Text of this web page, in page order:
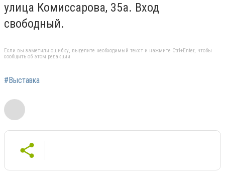
улица Комиссарова, 35а. Вход
свободный.
Если вы заметили ошибку, выделите необходимый текст и нажмите Ctrl+Enter, чтобы
сообщить об этом редакции
#Выставка